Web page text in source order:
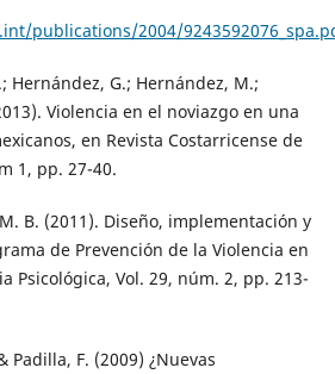
publications/2004/
Hernández, G.; Hernández, M.;
Violencia en el noviazgo en una
en Revista Costarricense de
1, pp. 27-40.
B. (2011). Diseño, implementación y
de Prevención de la Violencia en
Psicológica, Vol. 29, núm. 2, pp. 213-
Padilla, F. (2009) ¿Nuevas